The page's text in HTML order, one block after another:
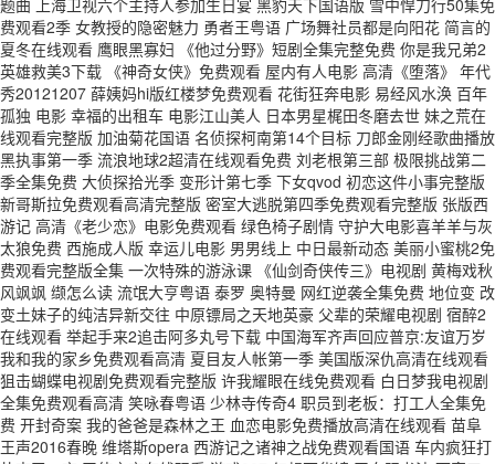
题曲 上海卫视六个主持人参加生日宴 黑豹天下国语版 雪中悍刀行50集免
费观看2季 女教授的隐密魅力 勇者王粤语 广场舞社员都是向阳花 简言的
夏冬在线观看 鹰眼黑寡妇 《他过分野》短剧全集完整免费 你是我兄弟2
英雄救美3下载 《神奇女侠》免费观看 屋内有人电影 高清《堕落》 年代
秀20121207 薛姨妈hi版红楼梦免费观看 花街狂奔电影 易经风水涣 百年
孤独 电影 幸福的出租车 电影江山美人 日本男星梶田冬磨去世 妹之荒在
线观看完整版 加油菊花国语 名侦探柯南第14个目标 刀郎金刚经歌曲播放
黑执事第一季 流浪地球2超清在线观看免费 刘老根第三部 极限挑战第二
季全集免费 大侦探拾光季 变形计第七季 下女qvod 初恋这件小事完整版
新哥斯拉免费观看高清完整版 密室大逃脱第四季免费观看完整版 张版西
游记 高清《老少恋》电影免费观看 绿色椅子剧情 守护大电影喜羊羊与灰
太狼免费 西施成人版 幸运儿电影 男男线上 中日最新动态 美丽小蜜桃2免
费观看完整版全集 一次特殊的游泳课 《仙剑奇侠传三》电视剧 黄梅戏秋
风飒飒 缬怎么读 流氓大亨粤语 泰罗 奥特曼 网红逆袭全集免费 地位变 改
变土妹子的纯洁异新交往 中原镖局之天地英豪 父辈的荣耀电视剧 宿醉2
在线观看 举起手来2追击阿多丸号下载 中国海军齐声回应普京:友谊万岁
我和我的家乡免费观看高清 夏目友人帐第一季 美国版深仇高清在线观看
狙击蝴蝶电视剧免费观看完整版 许我耀眼在线免费观看 白日梦我电视剧
全集免费观看高清 笑咏春粤语 少林寺传奇4 职员到老板：打工人全集免
费 开封奇案 我的爸爸是森林之王 血恋电影免费播放高清在线观看 苗阜
王声2016春晚 维塔斯opera 西游记之诸神之战免费观看国语 车内疯狂打